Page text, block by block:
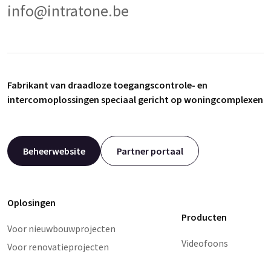
info@intratone.be
Fabrikant van draadloze toegangscontrole- en
intercomoplossingen speciaal gericht op woningcomplexen
Beheerwebsite Partner portaal
Oplosingen
Voor nieuwbouwprojecten
Voor renovatieprojecten
Producten
Videofoons